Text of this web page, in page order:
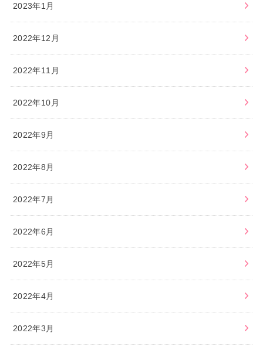
2023年1月
2022年12月
2022年11月
2022年10月
2022年9月
2022年8月
2022年7月
2022年6月
2022年5月
2022年4月
2022年3月